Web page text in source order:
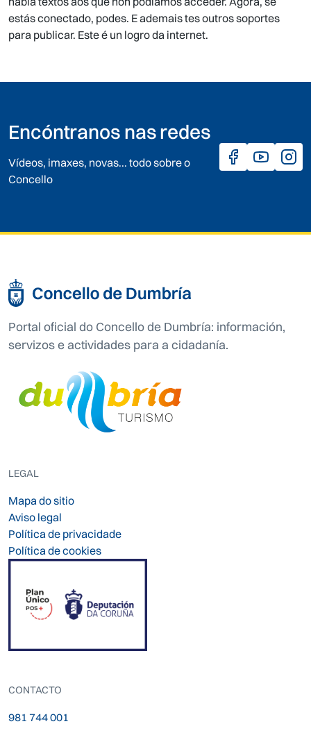
estás conectado, podes. E ademais tes outros soportes
para publicar. Este é un logro da internet.
Encóntranos nas redes
Vídeos, imaxes, novas... todo sobre o
Concello
Portal oficial do Concello de Dumbría: información,
servizos e actividades para a cidadanía.
LEGAL
Mapa do sitio
Aviso legal
Política de privacidade
Política de cookies
CONTACTO
981 744 001